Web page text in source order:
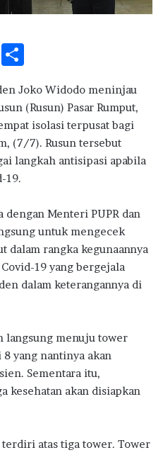
T
ar
e
Joko Widodo meninjau
(Rusun) Pasar Rumput,
isolasi terpusat bagi
(7/7). Rusun tersebut
langkah antisipasi apabila
19.
dengan Menteri PUPR dan
untuk mengecek
dalam rangka kegunaannya
19 yang bergejala
dalam keterangannya di
langsung menuju tower
yang nantinya akan
Sementara itu,
kesehatan akan disiapkan
terdiri atas tiga tower. Tower